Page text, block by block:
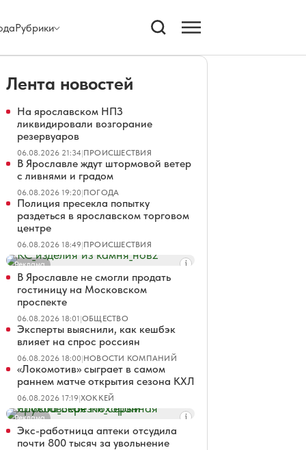
Рубрики
Лента новостей
На ярославском НПЗ
ликвидировали возгорание
резервуаров
06.08.2026 21:34|ПРОИСШЕСТВИЯ
В Ярославле ждут штормовой ветер
с ливнями и градом
06.08.2026 19:20|ПОГОДА
Полиция пресекла попытку
раздеться в ярославском торговом
центре
06.08.2026 18:49|ПРОИСШЕСТВИЯ
Реклама
В Ярославле не смогли продать
гостиницу на Московском
проспекте
06.08.2026 18:01|ОБЩЕСТВО
Эксперты выяснили, как кешбэк
влияет на спрос россиян
06.08.2026 18:00|НОВОСТИ КОМПАНИЙ
«Локомотив» сыграет в самом
раннем матче открытия сезона КХЛ
06.08.2026 17:19|ХОККЕЙ
Реклама
Экс-работница аптеки отсудила
почти 800 тысяч за увольнение